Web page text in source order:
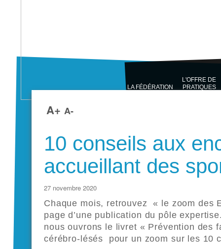
LA FÉDÉRATION
L'OFFRE DE
PRATIQUES
A+ A-
10 conseils aux
accueillant des
27 novembre 2020
Chaque mois, retrouvez «
le zoom des
page d’une publication du pôle
nous ouvrons le livret « Prévention des
cérébro-lésés pour un zoom sur les 10